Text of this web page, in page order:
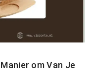
om Van Je